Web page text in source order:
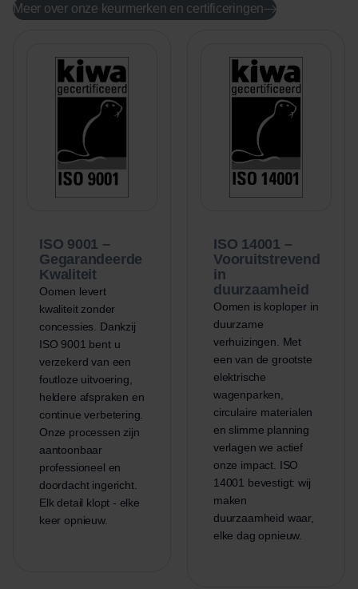
Meer over onze keurmerken en certificeringen
ISO 9001 –
Gegarandeerde
Kwaliteit
Oomen levert
kwaliteit zonder
concessies. Dankzij
ISO 9001 bent u
verzekerd van een
foutloze uitvoering,
heldere afspraken en
continue verbetering.
Onze processen zijn
aantoonbaar
professioneel en
doordacht ingericht.
Elk detail klopt - elke
keer opnieuw.
ISO 14001 –
Vooruitstrevend
in
duurzaamheid
Oomen is koploper in
duurzame
verhuizingen. Met
een van de grootste
elektrische
wagenparken,
circulaire materialen
en slimme planning
verlagen we actief
onze impact. ISO
14001 bevestigt: wij
maken
duurzaamheid waar,
elke dag opnieuw.